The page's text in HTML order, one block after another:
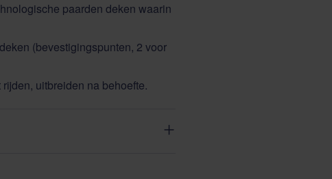
paarden deken waarin
(bevestigingspunten, 2 voor
uitbreiden na behoefte.